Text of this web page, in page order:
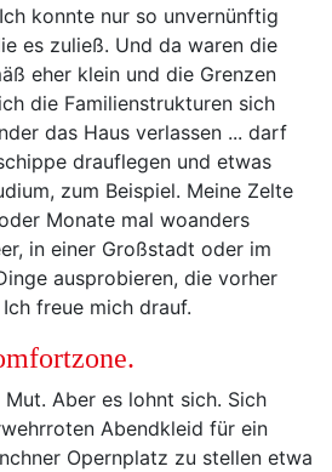
konnte nur so unvernünftig
es zuließ. Und da waren die
eher klein und die Grenzen
die Familienstrukturen sich
das Haus verlassen ... darf
drauflegen und etwas
zum Beispiel. Meine Zelte
Monate mal woanders
in einer Großstadt oder im
ausprobieren, die vorher
freue mich drauf.
Aber es lohnt sich. Sich
Abendkleid für ein
Opernplatz zu stellen etwa